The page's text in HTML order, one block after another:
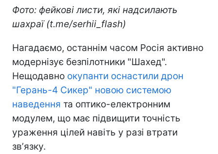
Фото: фейкові листи, які надсилають
шахраї (t.me/serhii_flash)
Нагадаємо, останнім часом Росія активно
модернізує безпілотники "Шахед".
Нещодавно окупанти оснастили дрон
"Герань-4 Сикер" новою системою
наведення та оптико-електронним
модулем, що має підвищити точність
ураження цілей навіть у разі втрати
звʼязку.